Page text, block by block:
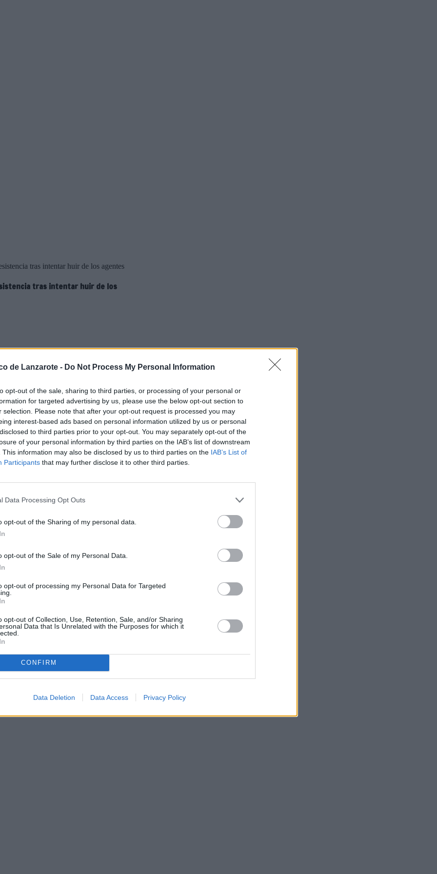
de Lanzarote - Do Not Process My Personal Information
opt-out of the sale, sharing to third parties, or processing of your personal or
for targeted advertising by us, please use the below opt-out section to
selection. Please note that after your opt-out request is processed you may
interest-based ads based on personal information utilized by us or personal
to third parties prior to your opt-out. You may separately opt-out of the
of your personal information by third parties on the IAB’s list of downstream
This information may also be disclosed by us to third parties on the IAB’s List of
Participants that may further disclose it to other third parties.
Data Processing Opt Outs
opt-out of the Sharing of my personal data.
opt-out of the Sale of my Personal Data.
opt-out of processing my Personal Data for Targeted
opt-out of Collection, Use, Retention, Sale, and/or Sharing
Data that Is Unrelated with the Purposes for which it
CONFIRM
Data Deletion Data Access Privacy Policy
tras intentar huir de los agentes
tras intentar huir de los
la Policía Local de Arrecife
50 años como presunto autor
Autoridad.
cuyo conductor levantó las
con sustancias
inicialmente al requerimiento
de los agentes. Una vez
personal, el ciudadano
persecución, logrando
intervención, el individuo
a colaborar y dificultando
que contenían sustancias
tramitación del acta por
contra el conductor tras
policiales para la instrucción
a disposición judicial.
lucha contra el menudeo y la
zonas más frecuentes. El
con facilidad a los jóvenes